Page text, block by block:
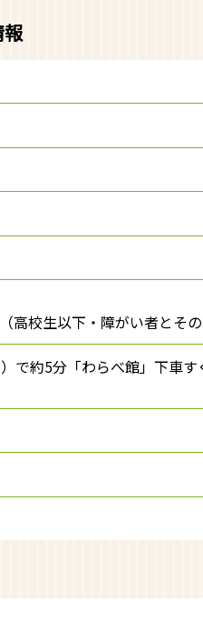
校生以下・障がい者とそ
で約5分「わらべ館」下車す